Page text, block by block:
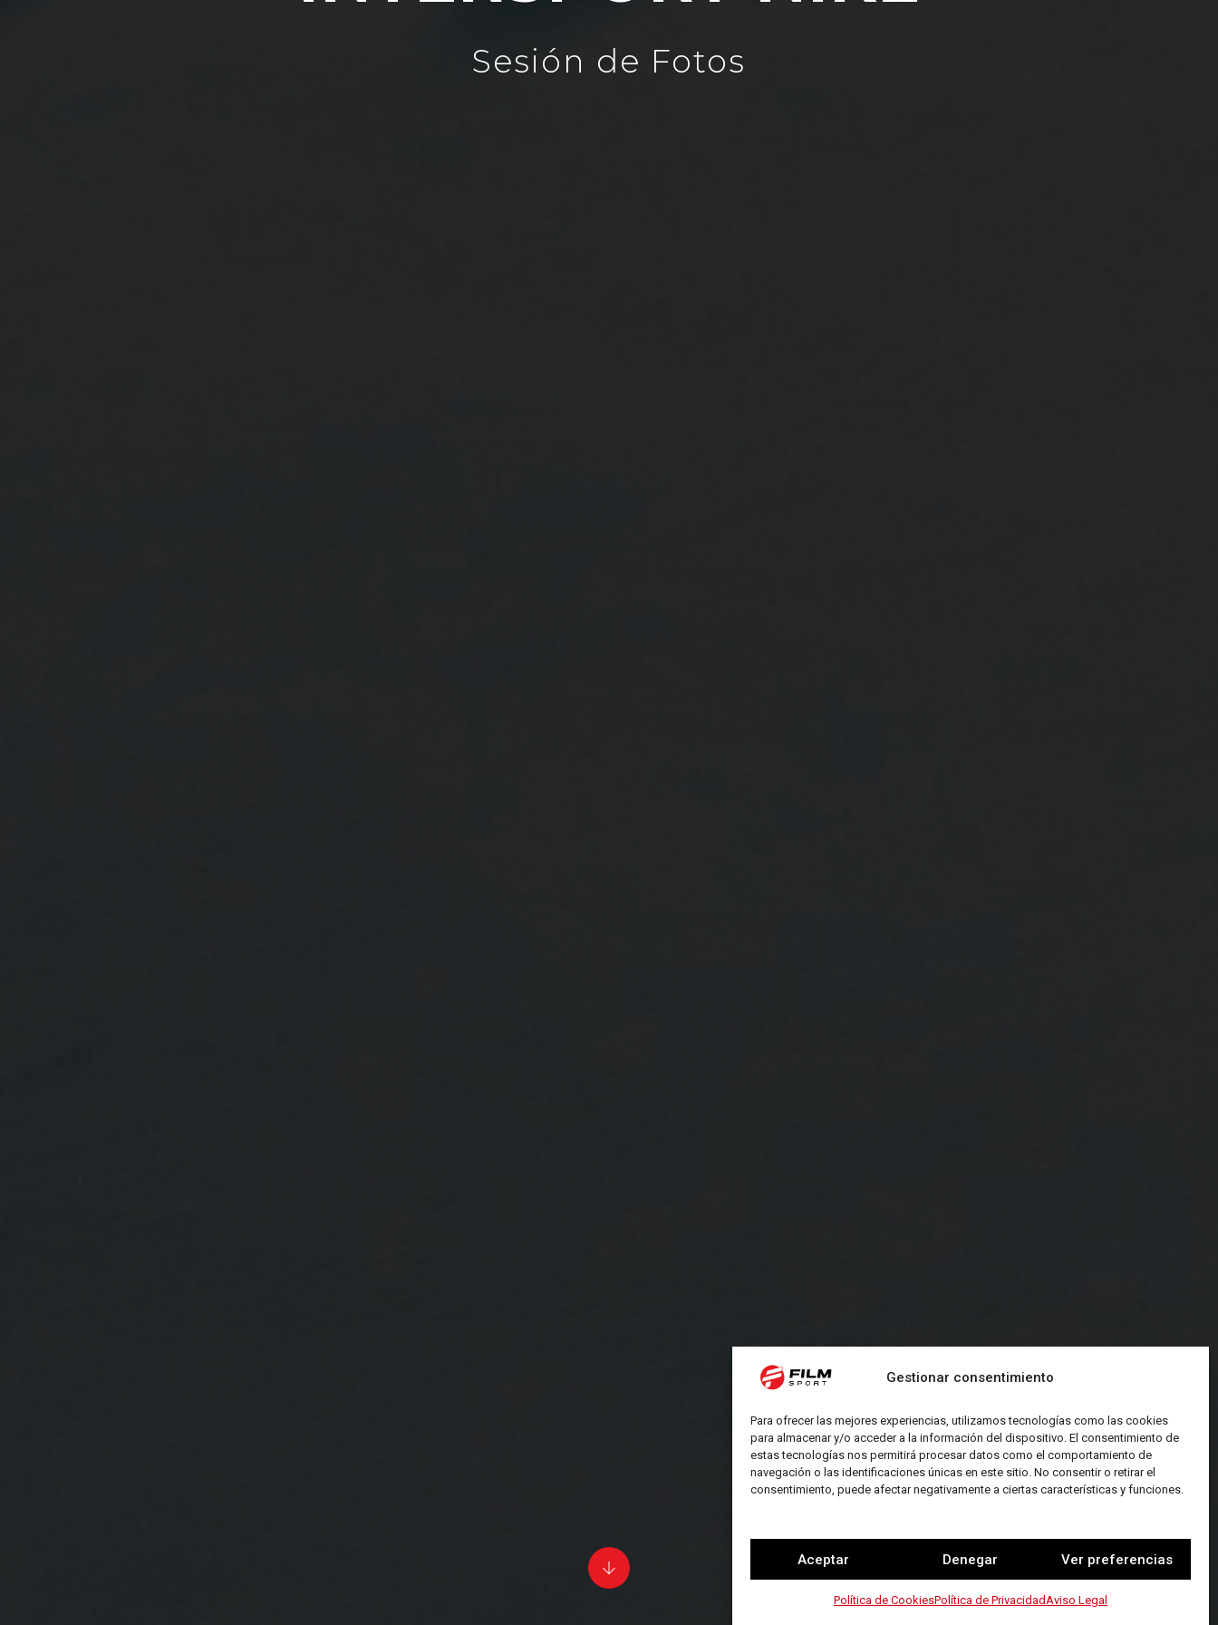
Gestionar consentimiento
Para ofrecer las mejores experiencias, utilizamos tecnologías como las cookies
para almacenar y/o acceder a la información del dispositivo. El consentimiento de
estas tecnologías nos permitirá procesar datos como el comportamiento de
navegación o las identificaciones únicas en este sitio. No consentir o retirar el
consentimiento, puede afectar negativamente a ciertas características y funciones.
Aceptar Denegar Ver preferencias
Política de CookiesPolítica de PrivacidadAviso Legal
Sesión de Fotos